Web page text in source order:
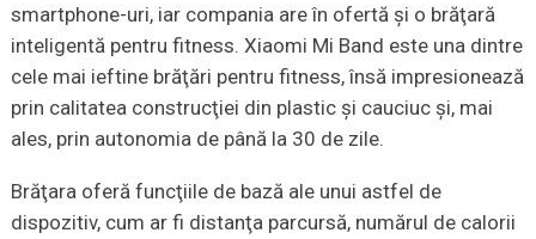
smartphone-uri, iar compania are în ofertă şi o brăţară
inteligentă pentru fitness. Xiaomi Mi Band este una dintre
cele mai ieftine brăţări pentru fitness, însă impresionează
prin calitatea construcţiei din plastic şi cauciuc şi, mai
ales, prin autonomia de până la 30 de zile.
Brăţara oferă funcţiile de bază ale unui astfel de
dispozitiv, cum ar fi distanţa parcursă, numărul de calorii